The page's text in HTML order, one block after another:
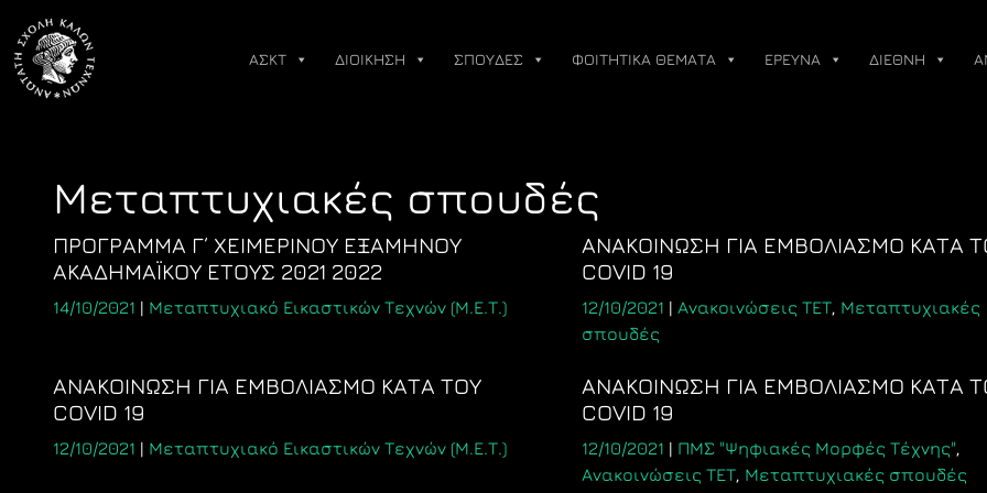
content
ΑΣΚΤ ΔΙΟΙΚΗΣΗ ΣΠΟΥΔΕΣ ΦΟΙΤΗΤΙΚΑ ΘΕΜΑΤΑ ΕΡΕΥΝΑ ΔΙΕΘΝΗ
Μεταπτυχιακές σπουδές
ΠΡΟΓΡΑΜΜΑ Γ΄ ΧΕΙΜΕΡΙΝΟΥ ΕΞΑΜΗΝΟΥ
ΑΚΑΔΗΜΑΪΚΟΥ ΕΤΟΥΣ 2021 2022
14/10/2021 | Μεταπτυχιακό Εικαστικών Τεχνών (Μ.Ε.Τ.)
ΑΝΑΚΟΙΝΩΣΗ ΓΙΑ ΕΜΒΟΛΙΑΣΜΟ ΚΑΤΑ
COVID 19
12/10/2021 | Ανακοινώσεις ΤΕΤ, Μεταπτυχιακές
σπουδές
ΑΝΑΚΟΙΝΩΣΗ ΓΙΑ ΕΜΒΟΛΙΑΣΜΟ ΚΑΤΑ ΤΟΥ
COVID 19
12/10/2021 | Μεταπτυχιακό Εικαστικών Τεχνών (Μ.Ε.Τ.)
ΑΝΑΚΟΙΝΩΣΗ ΓΙΑ ΕΜΒΟΛΙΑΣΜΟ ΚΑΤΑ
COVID 19
12/10/2021 | ΠΜΣ "Ψηφιακές Μορφές Τέχνης",
Ανακοινώσεις ΤΕΤ, Μεταπτυχιακές σπουδές